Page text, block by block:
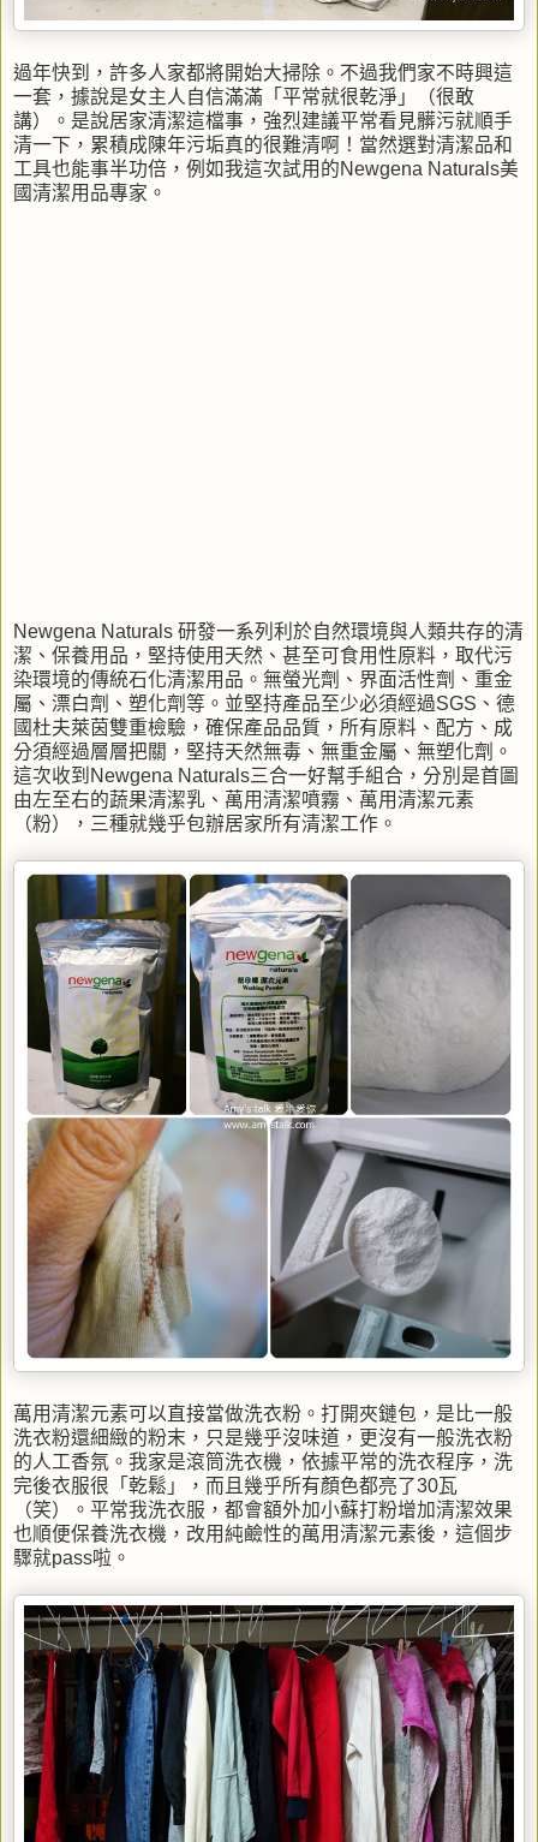
過年快到，許多人家都將開始大掃除。不過我們家不時興這
一套，據說是女主人自信滿滿「平常就很乾淨」（很敢
講）。是說居家清潔這檔事，強烈建議平常看見髒污就順手
清一下，累積成陳年污垢真的很難清啊！當然選對清潔品和
工具也能事半功倍，例如我這次試用的Newgena Naturals美
國清潔用品專家。
Newgena Naturals 研發一系列利於自然環境與人類共存的清
潔、保養用品，堅持使用天然、甚至可食用性原料，取代污
染環境的傳統石化清潔用品。無螢光劑、界面活性劑、重金
屬、漂白劑、塑化劑等。並堅持產品至少必須經過SGS、德
國杜夫萊茵雙重檢驗，確保產品品質，所有原料、配方、成
分須經過層層把關，堅持天然無毒、無重金屬、無塑化劑。
這次收到Newgena Naturals三合一好幫手組合，分別是首圖
由左至右的蔬果清潔乳、萬用清潔噴霧、萬用清潔元素
（粉），三種就幾乎包辦居家所有清潔工作。
萬用清潔元素可以直接當做洗衣粉。打開夾鏈包，是比一般
洗衣粉還細緻的粉末，只是幾乎沒味道，更沒有一般洗衣粉
的人工香氛。我家是滾筒洗衣機，依據平常的洗衣程序，洗
完後衣服很「乾鬆」，而且幾乎所有顏色都亮了30瓦
（笑）。平常我洗衣服，都會額外加小蘇打粉增加清潔效果
也順便保養洗衣機，改用純鹼性的萬用清潔元素後，這個步
驟就pass啦。